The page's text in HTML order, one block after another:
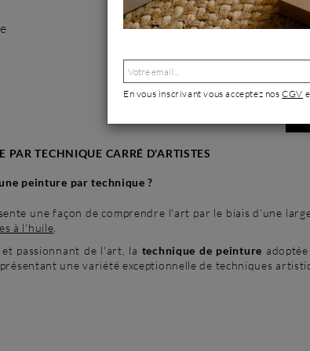
Acrylique
PAR TECHNIQUE CARRÉ D'ARTISTES
peinture par technique ?
une façon de comprendre l'art par le biais d'une
à l'huile
passionnant de l'art, la technique de peinture
une variété exceptionnelle de techniques
En vous inscrivant vous acceptez nosCGV